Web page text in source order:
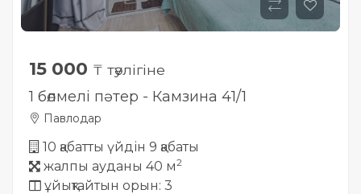
15 000 ₸ тәулігіне
1 бөлмелі пәтер - Камзина 41/1
Павлодар
10 қабатты үйдін 9 қабаты
жалпы ауданы 40 м2
ұйықтайтын орын: 3